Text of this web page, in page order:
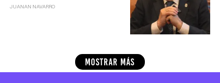
JUANAN NAVARRO
MOSTRAR MÁS